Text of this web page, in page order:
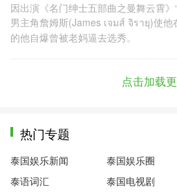
因出演《名门绅士五部曲之曼舞云霄
男主角詹姆斯(James เจมส์ จิรายุ)使
的他自爆曾被老妈逼去选秀。
点击加载
热门专题
泰国娱乐新闻 泰国娱乐圈
泰语词汇
泰国电视剧